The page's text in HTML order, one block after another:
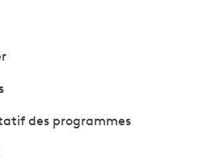
des programmes